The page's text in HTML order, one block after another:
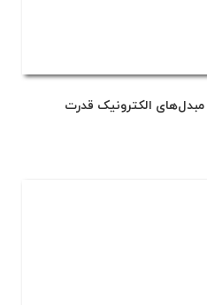
مبدل‌های الکترونیک قدرت